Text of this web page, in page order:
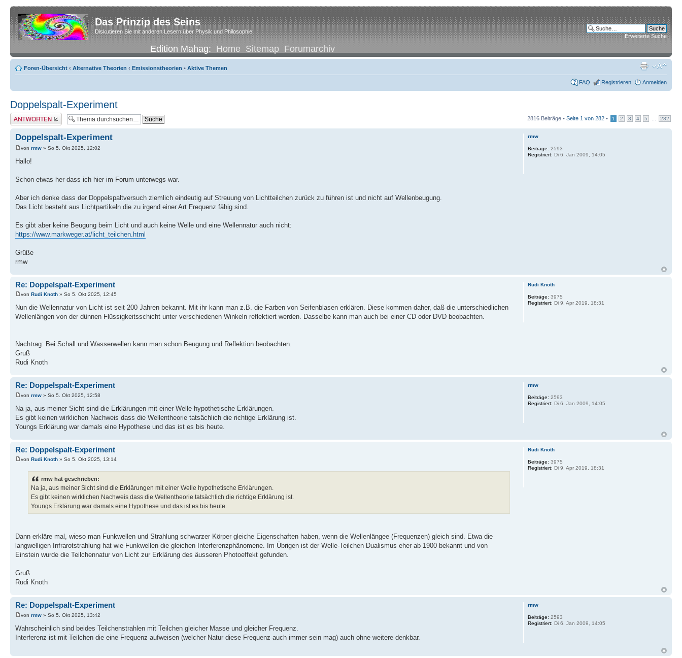
Das Prinzip des Seins
Diskutieren Sie mit anderen Lesern über Physik und Philosophie
Edition Mahag:Home Sitemap Forumarchiv
Erweiterte Suche
Foren-Übersicht ‹ Alternative Theorien ‹ Emissionstheorien • Aktive Themen
FAQ Registrieren Anmelden
Doppelspalt-Experiment
Antwort erstellen 2816 Beiträge • Seite 1 von 282 • 1 2 3 4 5 282
Doppelspalt-Experiment
von rmw » So 5. Okt 2025, 12:02
Hallo!
Schon etwas her dass ich hier im Forum unterwegs war.
Aber ich denke dass der Doppelspaltversuch ziemlich eindeutig auf Streuung von Lichtteilchen zurück zu führen ist und nicht auf Wellenbeugung.
Das Licht besteht aus Lichtpartikeln die zu irgend einer Art Frequenz fähig sind.
Es gibt aber keine Beugung beim Licht und auch keine Welle und eine Wellennatur auch nicht:
https://www.markweger.at/licht_teilchen.html
Grüße
rmw
rmw
Beiträge: 2593
Registriert: Di 6. Jan 2009, 14:05
Re: Doppelspalt-Experiment
von Rudi Knoth » So 5. Okt 2025, 12:45
Nun die Wellennatur von Licht ist seit 200 Jahren bekannt. Mit ihr kann man z.B. die Farben von Seifenblasen erklären. Diese kommen daher, daß die unterschiedlichen
Wellenlängen von der dünnen Flüssigkeitsschicht unter verschiedenen Winkeln reflektiert werden. Dasselbe kann man auch bei einer CD oder DVD beobachten.
Nachtrag: Bei Schall und Wasserwellen kann man schon Beugung und Reflektion beobachten.
Gruß
Rudi Knoth
Rudi Knoth
Beiträge: 3975
Registriert: Di 9. Apr 2019, 18:31
Re: Doppelspalt-Experiment
von rmw » So 5. Okt 2025, 12:58
Na ja, aus meiner Sicht sind die Erklärungen mit einer Welle hypothetische Erklärungen.
Es gibt keinen wirklichen Nachweis dass die Wellentheorie tatsächlich die richtige Erklärung ist.
Youngs Erklärung war damals eine Hypothese und das ist es bis heute.
rmw
Beiträge: 2593
Registriert: Di 6. Jan 2009, 14:05
Re: Doppelspalt-Experiment
von Rudi Knoth » So 5. Okt 2025, 13:14
rmw hat geschrieben:
Na ja, aus meiner Sicht sind die Erklärungen mit einer Welle hypothetische Erklärungen.
Es gibt keinen wirklichen Nachweis dass die Wellentheorie tatsächlich die richtige Erklärung ist.
Youngs Erklärung war damals eine Hypothese und das ist es bis heute.
Dann erkläre mal, wieso man Funkwellen und Strahlung schwarzer Körper gleiche Eigenschaften haben, wenn die Wellenlängee (Frequenzen) gleich sind. Etwa die
langwelligen Infrarotstrahlung hat wie Funkwellen die gleichen Interferenzphänomene. Im Übrigen ist der Welle-Teilchen Dualismus eher ab 1900 bekannt und von
Einstein wurde die Teilchennatur von Licht zur Erklärung des äusseren Photoeffekt gefunden.
Gruß
Rudi Knoth
Rudi Knoth
Beiträge: 3975
Registriert: Di 9. Apr 2019, 18:31
Re: Doppelspalt-Experiment
von rmw » So 5. Okt 2025, 13:42
Wahrscheinlich sind beides Teilchenstrahlen mit Teilchen gleicher Masse und gleicher Frequenz.
Interferenz ist mit Teilchen die eine Frequenz aufweisen (welcher Natur diese Frequenz auch immer sein mag) auch ohne weitere denkbar.
rmw
Beiträge: 2593
Registriert: Di 6. Jan 2009, 14:05